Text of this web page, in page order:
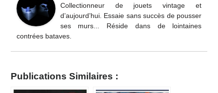
Collectionneur de jouets vintage et
d’aujourd’hui. Essaie sans succès de pousser
ses murs... Réside dans de lointaines
contrées bataves.
Publications Similaires :